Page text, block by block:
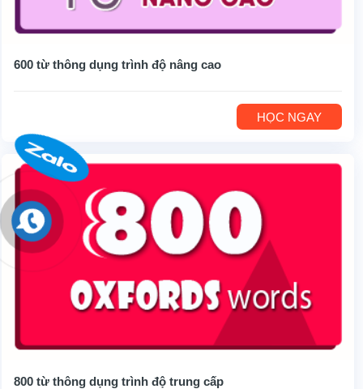
600 từ thông dụng trình độ nâng cao
HỌC NGAY
800 từ thông dụng trình độ trung cấp